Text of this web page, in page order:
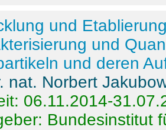
und
und
und deren
nat. Norbert
06.11.2014-
Bundesinstitut